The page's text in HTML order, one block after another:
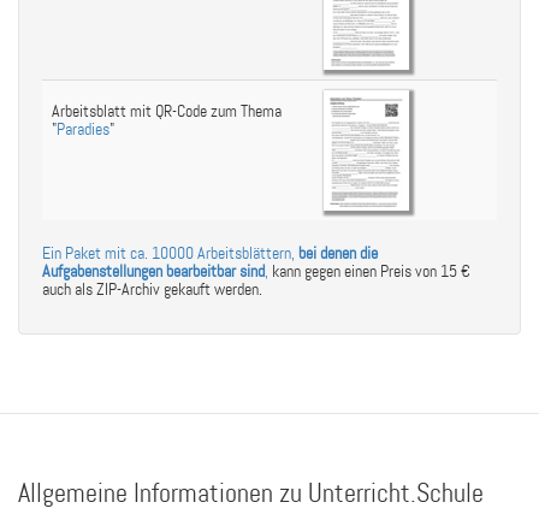
Arbeitsblatt mit QR-Code zum Thema
"Paradies"
Ein Paket mit ca. 10000 Arbeitsblättern, bei denen die
Aufgabenstellungen bearbeitbar sind, kann gegen einen Preis von 15 €
auch als ZIP-Archiv gekauft werden.
Allgemeine Informationen zu Unterricht.Schule